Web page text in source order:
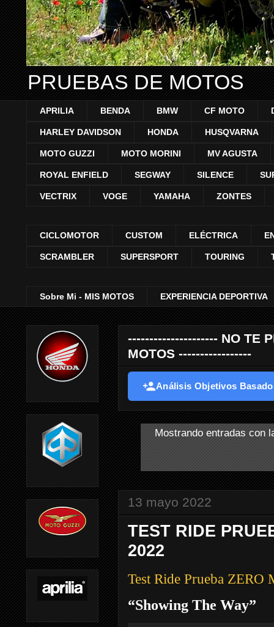
PRUEBAS DE MOTOS
APRILIA BENDA BMW CF MOTO
HARLEY DAVIDSON HONDA HUSQVARNA
MOTO GUZZI MOTO MORINI MV AGUSTA
ROYAL ENFIELD SEGWAY SILENCE
VECTRIX VOGE YAMAHA ZONTES
CICLOMOTOR CUSTOM ELÉCTRICA
SCRAMBLER SUPERSPORT TOURING
Sobre Mi - MIS MOTOS EXPERIENCIA DEPORTIVA
--------------------- NO TE
MOTOS -----------------
Análisis Objetivos
Mostrando entradas con
13 mayo 2022
TEST RIDE
2022
Test Ride Prueba ZERO
“Showing The Way”